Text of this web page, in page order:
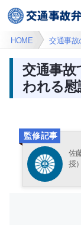
HOME 交通事故
交通事
われる慰
監修記事
佐
授）